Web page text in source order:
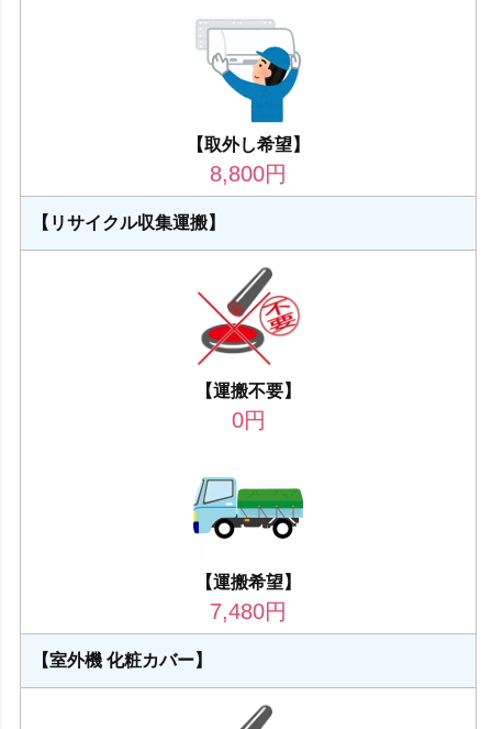
【取外し希望】
8,800円
【リサイクル収集運搬】
【運搬不要】
0円
【運搬希望】
7,480円
【室外機 化粧カバー】